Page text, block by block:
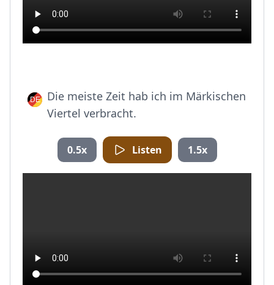
Die meiste Zeit hab ich im Märkischen
Viertel verbracht.
0.5x Listen 1.5x